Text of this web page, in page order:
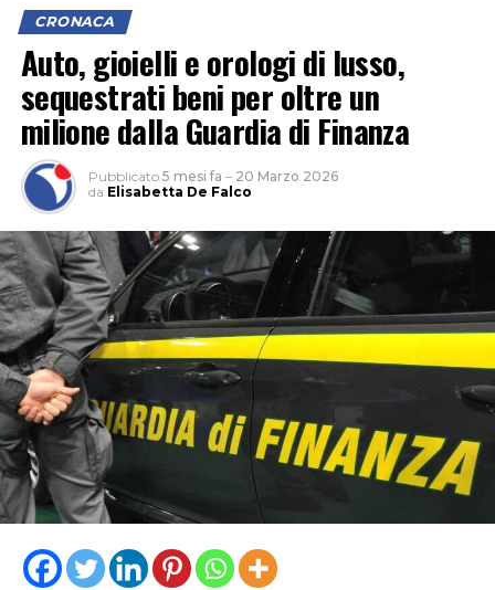
CRONACA
Auto, gioielli e orologi di lusso,
sequestrati beni per oltre un
milione dalla Guardia di Finanza
Pubblicato 5 mesi fa – 20 Marzo 2026
da Elisabetta De Falco